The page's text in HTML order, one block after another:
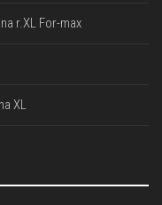
r.XL For-max
XL